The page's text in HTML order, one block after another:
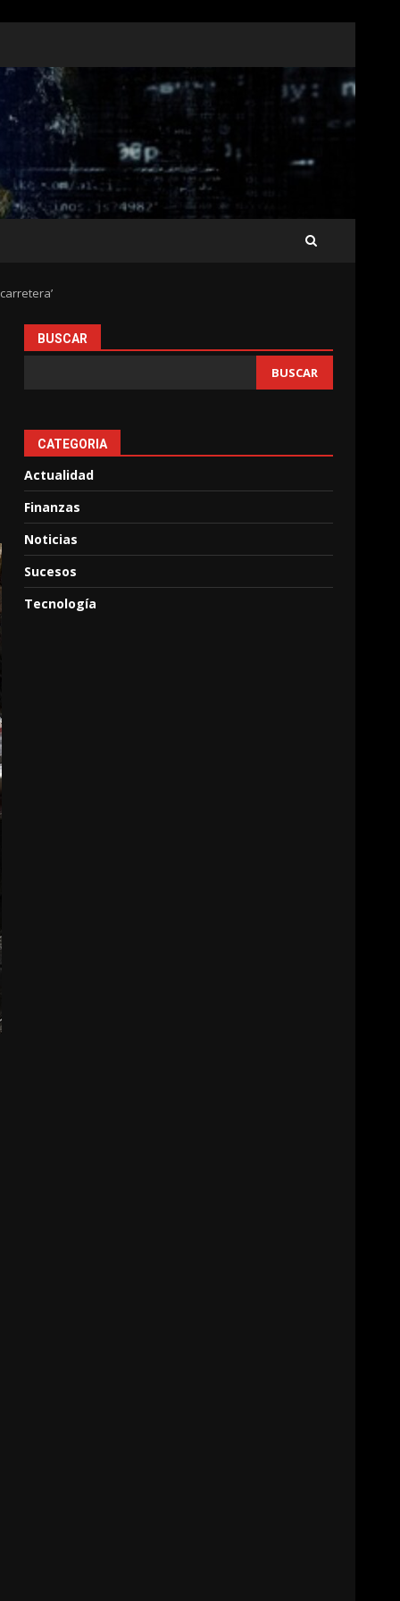
BUSCAR
BUSCAR
CATEGORIA
Actualidad
Finanzas
Noticias
Sucesos
Tecnología